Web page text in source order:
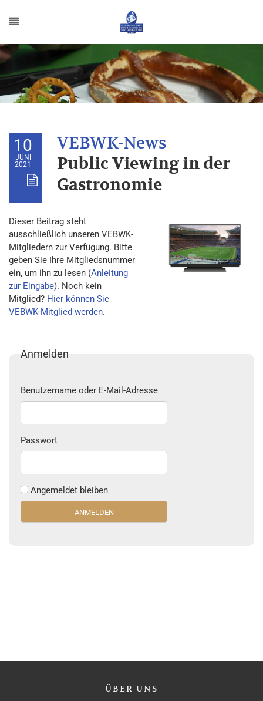
10
JUNI
2021
Public Viewing in der
Gastronomie
Dieser Beitrag steht
ausschließlich unseren VEBWK-
Mitgliedern zur Verfügung. Bitte
geben Sie Ihre Mitgliedsnummer
ein, um ihn zu lesen (Anleitung
zur Eingabe). Noch kein
Mitglied? Hier können Sie
VEBWK-Mitglied werden.
Anmelden
Benutzername oder E-Mail-Adresse
Passwort
Angemeldet bleiben
ÜBER UNS